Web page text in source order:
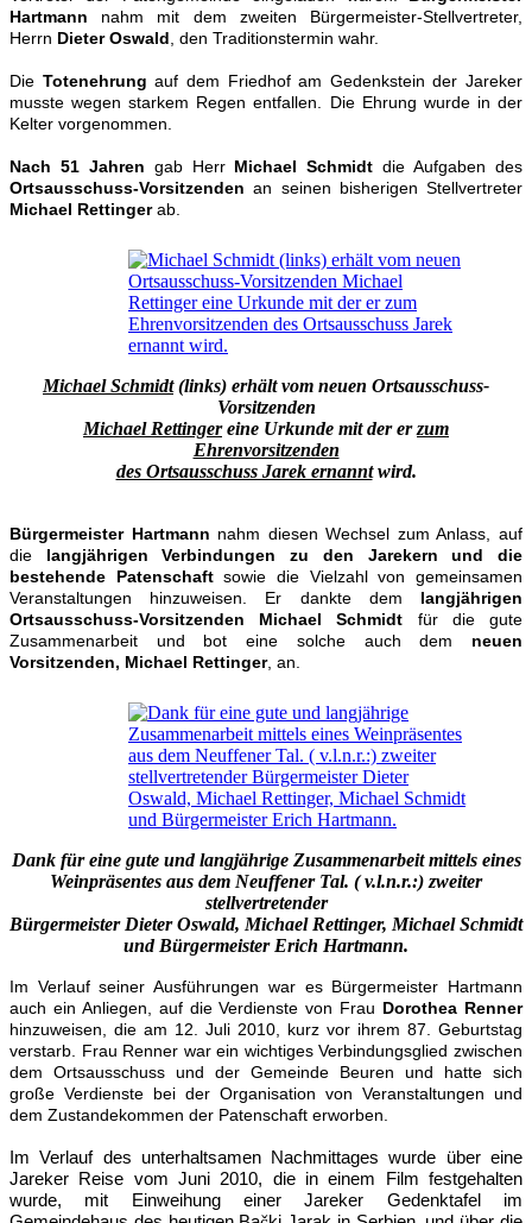
Hartmann nahm mit dem zweiten Bürgermeister-Stellvertreter,
Herrn Dieter Oswald , den Traditionstermin wahr.
Die Totenehrung auf dem Friedhof am Gedenkstein der Jareker
musste wegen starkem Regen entfallen. Die Ehrung wurde in der
Kelter vorgenommen.
Nach 51 Jahren gab Herr Michael Schmidt die Aufgaben des
Ortsausschuss-Vorsitzenden an seinen bisherigen Stellvertreter
Michael Rettingerab.
Michael Schmidt(links) erhält vom neuen Ortsausschuss-
Vorsitzenden
Michael Rettingereine Urkunde mit der erzum
Ehrenvorsitzenden
des Ortsausschuss Jarek ernanntwird.
Bürgermeister Hartmann nahm diesen Wechsel zum Anlass, auf
die langjährigen Verbindungen zu den Jarekern und die
bestehende Patenschaftsowie die Vielzahl von gemeinsamen
Veranstaltungen hinzuweisen. Er dankte dem langjährigen
Ortsausschuss-Vorsitzenden Michael Schmidt für die gute
Zusammenarbeit und bot eine solche auch dem neuen
Vorsitzenden, Michael Rettinger, an.
Dank für eine gute und langjährige Zusammenarbeit mittels eines
Weinpräsentes aus dem Neuffener Tal. ( v.l.n.r.:) zweiter
stellvertretender
Bürgermeister Dieter Oswald, Michael Rettinger, Michael Schmidt
und Bürgermeister Erich Hartmann.
Im Verlauf seiner Ausführungen war es Bürgermeister Hartmann
auch ein Anliegen, auf die Verdienste von Frau Dorothea Renner
hinzuweisen, die am 12. Juli 2010, kurz vor ihrem 87. Geburtstag
verstarb. Frau Renner war ein wichtiges Verbindungsglied zwischen
dem Ortsausschuss und der Gemeinde Beuren und hatte sich
große Verdienste bei der Organisation von Veranstaltungen und
dem Zustandekommen der Patenschaft erworben.
Im Verlauf des unterhaltsamen Nachmittages wurde über eine
Jareker Reise vom Juni 2010, die in einem Film festgehalten
wurde, mit Einweihung einer Jareker Gedenktafel im